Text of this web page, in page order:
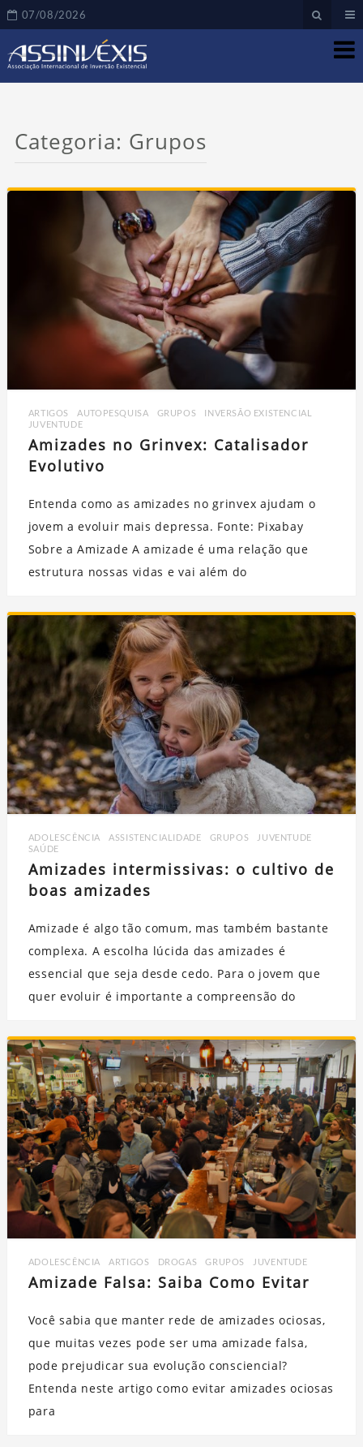
07/08/2026
Categoria: Grupos
ARTIGOS ,AUTOPESQUISA GRUPOS INVERSÃO EXISTENCIAL
JUVENTUDE
Amizades no Grinvex: Catalisador
Evolutivo
Entenda como as amizades no grinvex ajudam o
jovem a evoluir mais depressa. Fonte: Pixabay
Sobre a Amizade A amizade é uma relação que
estrutura nossas vidas e vai além do
ADOLESCÊNCIA ,ASSISTENCIALIDADE GRUPOS JUVENTUDE
SAÚDE
Amizades intermissivas: o cultivo de
boas amizades
Amizade é algo tão comum, mas também bastante
complexa. A escolha lúcida das amizades é
essencial que seja desde cedo. Para o jovem que
quer evoluir é importante a compreensão do
ADOLESCÊNCIA ,ARTIGOS DROGAS ,GRUPOS JUVENTUDE
Amizade Falsa: Saiba Como Evitar
Você sabia que manter rede de amizades ociosas,
que muitas vezes pode ser uma amizade falsa,
pode prejudicar sua evolução consciencial?
Entenda neste artigo como evitar amizades ociosas
para